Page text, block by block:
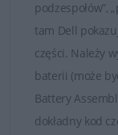
tam Dell
części. Należy
baterii (może
Battery
dokładny kod